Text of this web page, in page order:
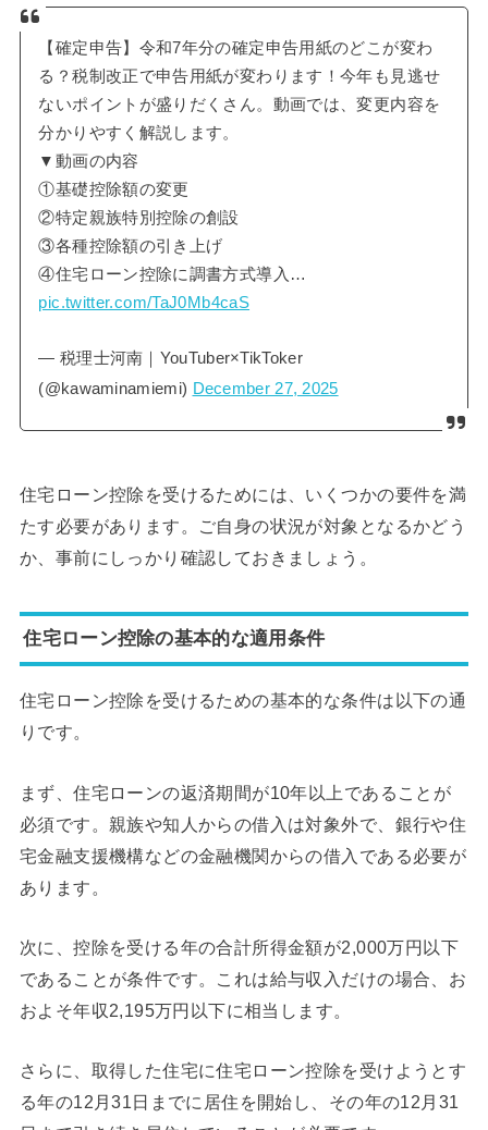
【確定申告】令和7年分の確定申告用紙のどこが変わ
る？税制改正で申告用紙が変わります！今年も見逃せ
ないポイントが盛りだくさん。動画では、変更内容を
分かりやすく解説します。
▼動画の内容
①基礎控除額の変更
②特定親族特別控除の創設
③各種控除額の引き上げ
④住宅ローン控除に調書方式導入…
pic.twitter.com/TaJ0Mb4caS
— 税理士河南｜YouTuber×TikToker
(@kawaminamiemi) December 27, 2025
住宅ローン控除を受けるためには、いくつかの要件を満
たす必要があります。ご自身の状況が対象となるかどう
か、事前にしっかり確認しておきましょう。
住宅ローン控除の基本的な適用条件
住宅ローン控除を受けるための基本的な条件は以下の通
りです。
まず、住宅ローンの返済期間が10年以上であることが
必須です。親族や知人からの借入は対象外で、銀行や住
宅金融支援機構などの金融機関からの借入である必要が
あります。
次に、控除を受ける年の合計所得金額が2,000万円以下
であることが条件です。これは給与収入だけの場合、お
およそ年収2,195万円以下に相当します。
さらに、取得した住宅に住宅ローン控除を受けようとす
る年の12月31日までに居住を開始し、その年の12月31